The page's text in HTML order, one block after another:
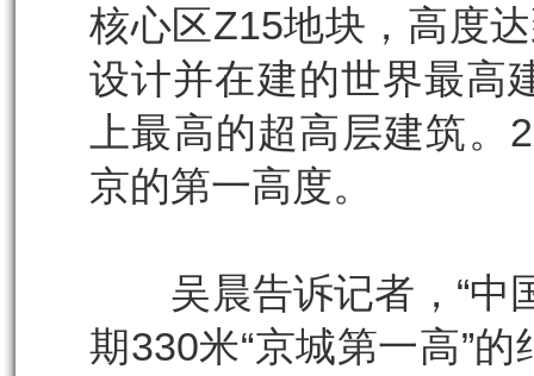
核心区Z15地块，高度
设计并在建的世界最高
上最高的超高层建筑。
京的第一高度。
吴晨告诉记者，“中
期330米“京城第一高”